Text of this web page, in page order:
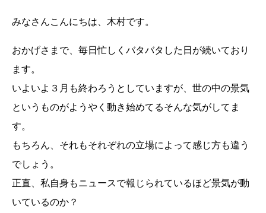
みなさんこんにちは、木村です。
おかげさまで、毎日忙しくバタバタした日が続いており
ます。
いよいよ３月も終わろうとしていますが、世の中の景気
というものがようやく動き始めてるそんな気がしてま
す。
もちろん、それもそれぞれの立場によって感じ方も違う
でしょう。
正直、私自身もニュースで報じられているほど景気が動
いているのか？